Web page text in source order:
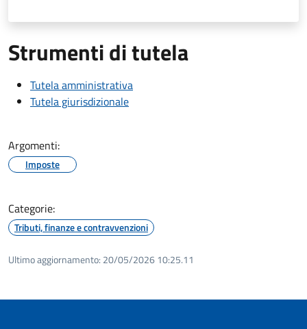
Strumenti di tutela
Tutela amministrativa
Tutela giurisdizionale
Argomenti:
Imposte
Categorie:
Tributi, finanze e contravvenzioni
Ultimo aggiornamento: 20/05/2026 10:25.11